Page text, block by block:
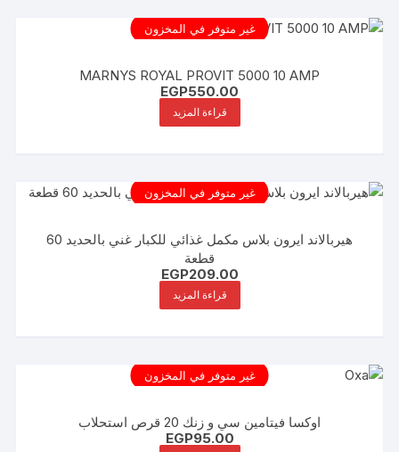
غير متوفر في المخزون
MARNYS ROYAL PROVIT 5000 10 AMP
EGP550.00
قراءة المزيد
غير متوفر في المخزون
هيربالاند ايرون بلاس مكمل غذائي للكبار غني بالحديد 60
قطعة
EGP209.00
قراءة المزيد
غير متوفر في المخزون
اوكسا فيتامين سي و زنك 20 قرص استحلاب
EGP95.00